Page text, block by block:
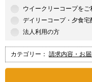
ウイークリーコープをご
デイリーコープ・夕食
法人利用の方
カテゴリー： 請求内容・お